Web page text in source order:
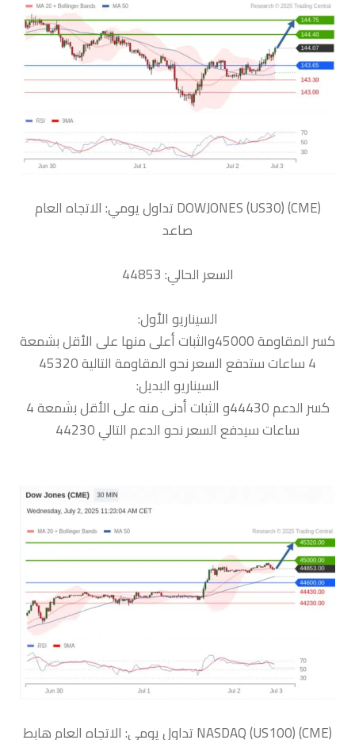
‏DOWJONES (US30) (CME) تداول يومي: الاتجاه العام
صاعد
السعر الحالي: 44853
السيناريو الأول:
كسر المقاومة 45000والثبات أعلى منها على الأقل بشمعة
4 ساعات ستدفع السعر نحو المقاومة التالية 45320
السيناريو البديل:
كسر الدعم 44430و الثبات أدنى منه على الأقل بشمعة 4
ساعات سيدفع السعر نحو الدعم التالي 44230